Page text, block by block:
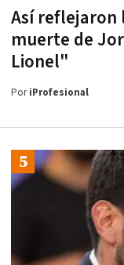
Así reflejaron
muerte de
Lionel"
PoriProfesional